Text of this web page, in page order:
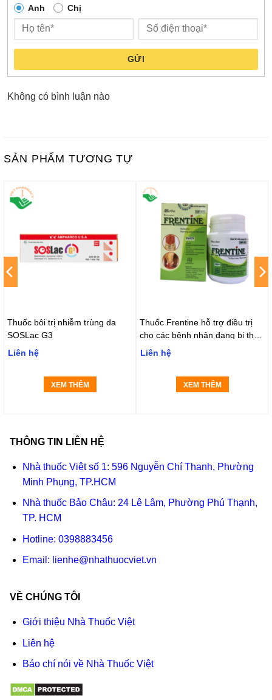
Anh Chị
GỬI
Không có bình luận nào
SẢN PHẨM TƯƠNG TỰ
Thuốc bôi trị nhiễm trùng da
SOSLac G3
Liên hệ
XEM THÊM
Thuốc Frentine hỗ trợ điều trị
cho các bệnh nhân đang bị thấp
khớp (Hộp 1 lọ x 30 viên)
Liên hệ
XEM THÊM
THÔNG TIN LIÊN HỆ
Nhà thuốc Việt số 1: 596 Nguyễn Chí Thanh, Phường
Minh Phụng, TP.HCM
Nhà thuốc Bảo Châu: 24 Lê Lâm, Phường Phú Thạnh,
TP. HCM
Hotline: 0398883456
Email: lienhe@nhathuocviet.vn
VỀ CHÚNG TÔI
Giới thiệu Nhà Thuốc Việt
Liên hệ
Báo chí nói về Nhà Thuốc Việt